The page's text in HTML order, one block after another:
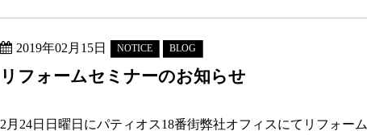
2019年02月15日 NOTICE BLOG
リフォームセミナーのお知らせ
2月24日日曜日にパティオス18番街弊社オフィスにてリフォーム